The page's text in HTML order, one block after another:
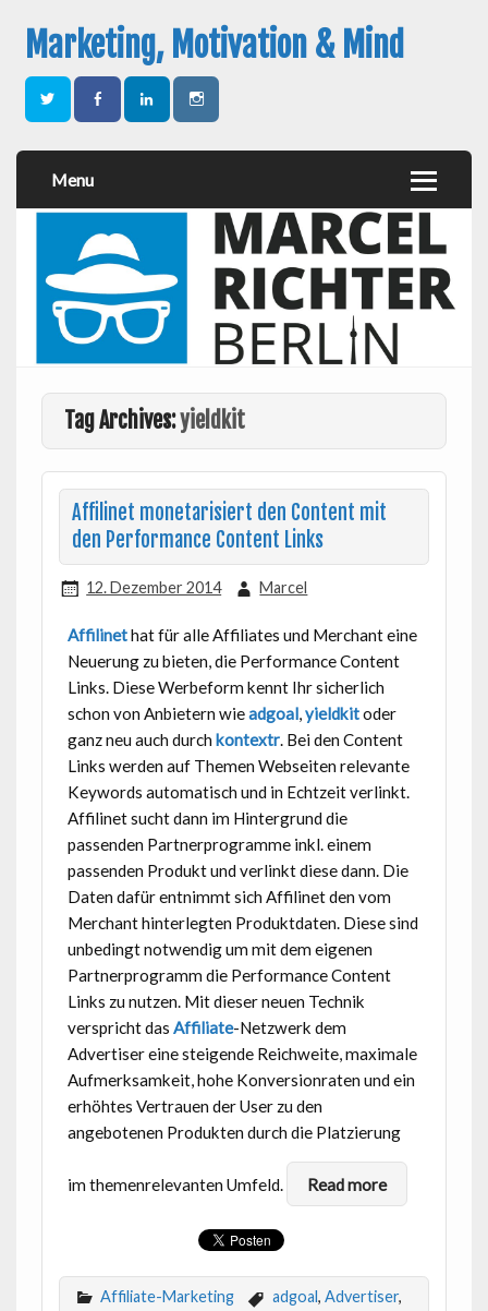
Marketing, Motivation & Mind
Menu
Tag Archives:yieldkit
Affilinet monetarisiert den Content mit
den Performance Content Links
12. Dezember 2014 Marcel
Affilinethat für alle Affiliates und Merchant eine
Neuerung zu bieten, die Performance Content
Links. Diese Werbeform kennt Ihr sicherlich
schon von Anbietern wieadgoal,yieldkitoder
ganz neu auch durch kontextr. Bei den Content
Links werden auf Themen Webseiten relevante
Keywords automatisch und in Echtzeit verlinkt.
Affilinet sucht dann im Hintergrund die
passenden Partnerprogramme inkl. einem
passenden Produkt und verlinkt diese dann. Die
Daten dafür entnimmt sich Affilinet den vom
Merchant hinterlegten Produktdaten. Diese sind
unbedingt notwendig um mit dem eigenen
Partnerprogramm die Performance Content
Links zu nutzen. Mit dieser neuen Technik
verspricht das Affiliate-Netzwerk dem
Advertiser eine steigende Reichweite, maximale
Aufmerksamkeit, hohe Konversionraten und ein
erhöhtes Vertrauen der User zu den
angebotenen Produkten durch die Platzierung
im themenrelevanten Umfeld. Read more
Affiliate-Marketing adgoal, Advertiser,